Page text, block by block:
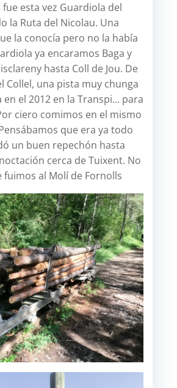
esta vez Guardiola del
la Ruta del Nicolau. Una
la conocía pero no la había
ya encaramos Baga y
hasta Coll de Jou. De
Collel, una pista muy chunga
en el 2012 en la Transpi… para
ciero comimos en el mismo
que era ya todo
un buen repechón hasta
cerca de Tuixent. No
fuimos al Molí de Fornolls